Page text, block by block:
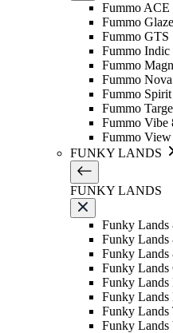
Fummo ACE
Fummo
Fummo GTS
Fummo Indic
Fummo
Fummo
Fummo
Fummo
Fummo Vibe
Fummo View
FUNKY LANDS
FUNKY LANDS
Funky
Funky
Funky
Funky Lands
Funky Lands
Funky
Funky Lands
Funky Lands